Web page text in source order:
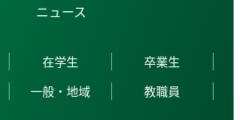
ニュース
在学生
卒業生
一般・地域 教職員